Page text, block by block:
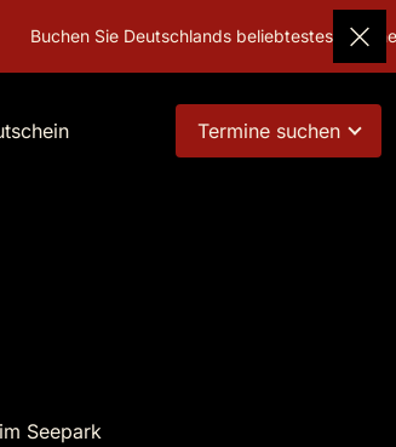
Deutschlands beliebtestes Geschenk!
Termine suchen
Seepark